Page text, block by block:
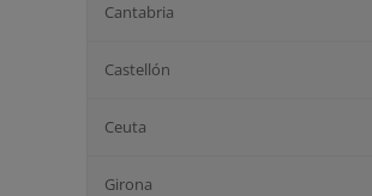
Cantabria
Castellón
Ceuta
Girona